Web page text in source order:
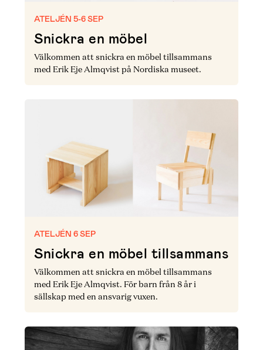
ATELJÉN 5-6 SEP
Snickra en möbel
Välkommen att snickra en möbel tillsammans
med Erik Eje Almqvist på Nordiska museet.
ATELJÉN 6 SEP
Snickra en möbel tillsammans
Välkommen att snickra en möbel tillsammans
med Erik Eje Almqvist. För barn från 8 år i
sällskap med en ansvarig vuxen.